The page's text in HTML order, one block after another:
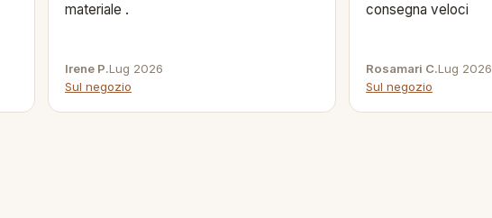
materiale .
Irene P.Lug 2026
Sul negozio
consegna veloci
Rosamari C.Lug 2026
Sul negozio